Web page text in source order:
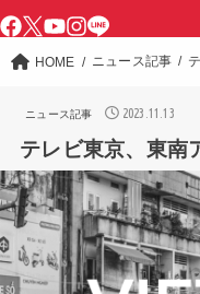
HOME ニュース記事
ニュース記事 2023.11.13
テレビ東京、東南